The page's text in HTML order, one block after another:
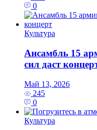
0
Культура
Ансамбль 15
сил даст
Май 13, 2026
245
0
Культура